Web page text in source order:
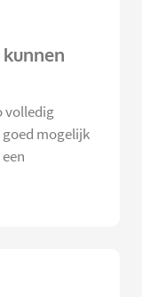
volledig
mogelijk